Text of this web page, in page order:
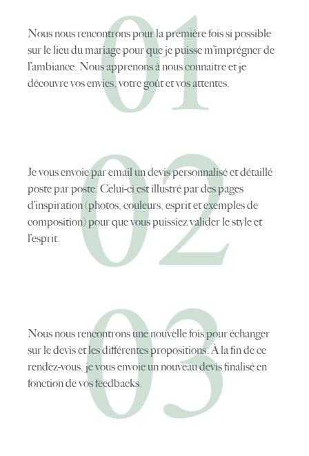
Nous nous rencontrons pour la première fois si possible
sur le lieu du mariage pour que je puisse m’imprégner de
l’ambiance. Nous apprenons à nous connaitre et je
découvre vos envies, votre goût et vos attentes.
Je vous envoie par email un devis personnalisé et détaillé
poste par poste. Celui-ci est illustré par des pages
d’inspiration (photos, couleurs, esprit et exemples de
composition) pour que vous puissiez valider le style et
l’esprit.
Nous nous rencontrons une nouvelle fois pour échanger
sur le devis et les différentes propositions. À la fin de ce
rendez-vous, je vous envoie un nouveau devis finalisé en
fonction de vos feedbacks.